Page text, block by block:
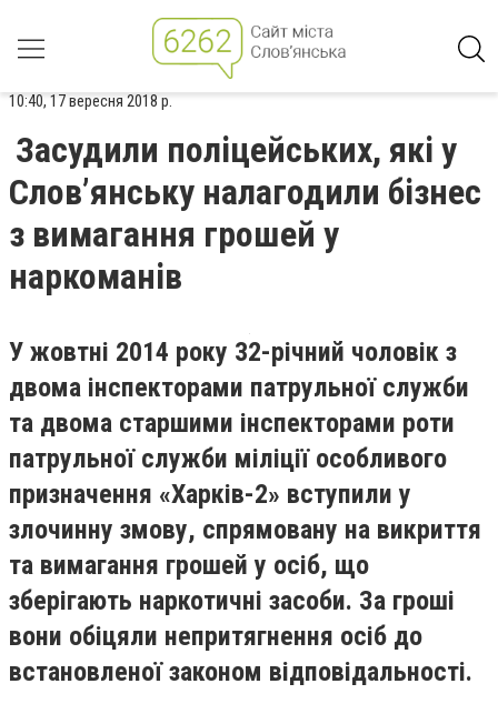
10:40, 17 вересня 2018 р.
Засудили поліцейських, які у
Слов’янську налагодили бізнес
з вимагання грошей у
наркоманів
У жовтні 2014 року 32-річний чоловік з
двома інспекторами патрульної служби
та двома старшими інспекторами роти
патрульної служби міліції особливого
призначення «Харків-2» вступили у
злочинну змову, спрямовану на викриття
та вимагання грошей у осіб, що
зберігають наркотичні засоби. За гроші
вони обіцяли непритягнення осіб до
встановленої законом відповідальності.